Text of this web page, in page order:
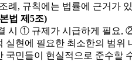
례, 규칙에는 법률에 근거가
법 제5조)
시 ① 규제가 시급하게 필요,
실현에 필요한 최소한의 범위
국민들이 현실적으로 준수할